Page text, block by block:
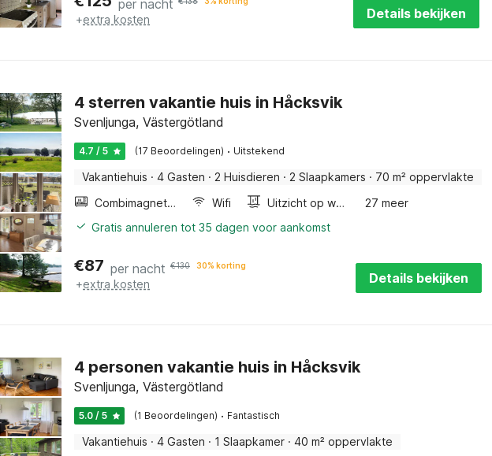
per nacht
+extra kosten Details bekijken
4 sterren vakantie huis in Håcksvik
Svenljunga, Västergötland
4.7 / 5 (17 Beoordelingen) · Uitstekend
Vakantiehuis · 4 Gasten · 2 Huisdieren · 2 Slaapkamers · 70 m² oppervlakte
Combimagnetron
Wifi Uitzicht op water
27 meer
Gratis annuleren tot 35 dagen voor aankomst
€87 per nacht €130 30% korting
+extra kosten Details bekijken
4 personen vakantie huis in Håcksvik
Svenljunga, Västergötland
5.0 / 5 (1 Beoordelingen) · Fantastisch
Vakantiehuis · 4 Gasten · 1 Slaapkamer · 40 m² oppervlakte